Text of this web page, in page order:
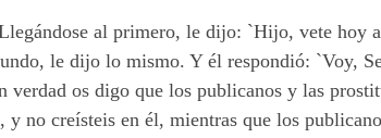
al primero, le dijo: `Hijo, vete hoy
le dijo lo mismo. Y él respondió: `Voy,
os digo que los publicanos y las
no creísteis en él, mientras que los